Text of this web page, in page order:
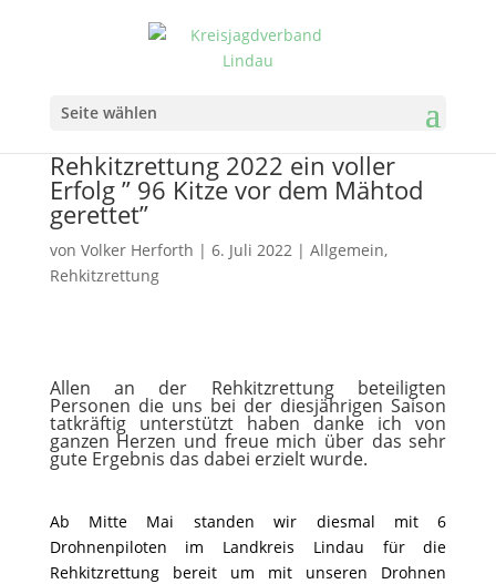
Seite wählen
Rehkitzrettung 2022 ein voller
Erfolg ” 96 Kitze vor dem Mähtod
gerettet”
von Volker Herforth | 6. Juli 2022| Allgemein,
Rehkitzrettung
Allen an der Rehkitzrettung beteiligten
Personen die uns bei der diesjährigen Saison
tatkräftig unterstützt haben danke ich von
ganzen Herzen und freue mich über das sehr
gute Ergebnis das dabei erzielt wurde.
Ab Mitte Mai standen wir diesmal mit 6
Drohnenpiloten im Landkreis Lindau für die
Rehkitzrettung bereit um mit unseren Drohnen